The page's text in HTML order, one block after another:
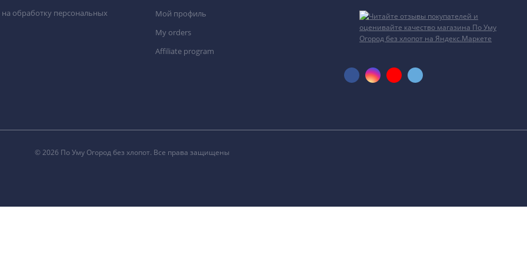
на обработку персональных
Мой профиль
My orders
Affiliate program
© 2026 По Уму Огород без хлопот. Все права защищены